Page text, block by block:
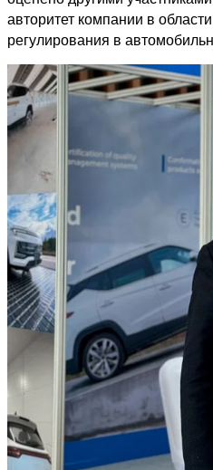
авторитет компании в
регулирования в